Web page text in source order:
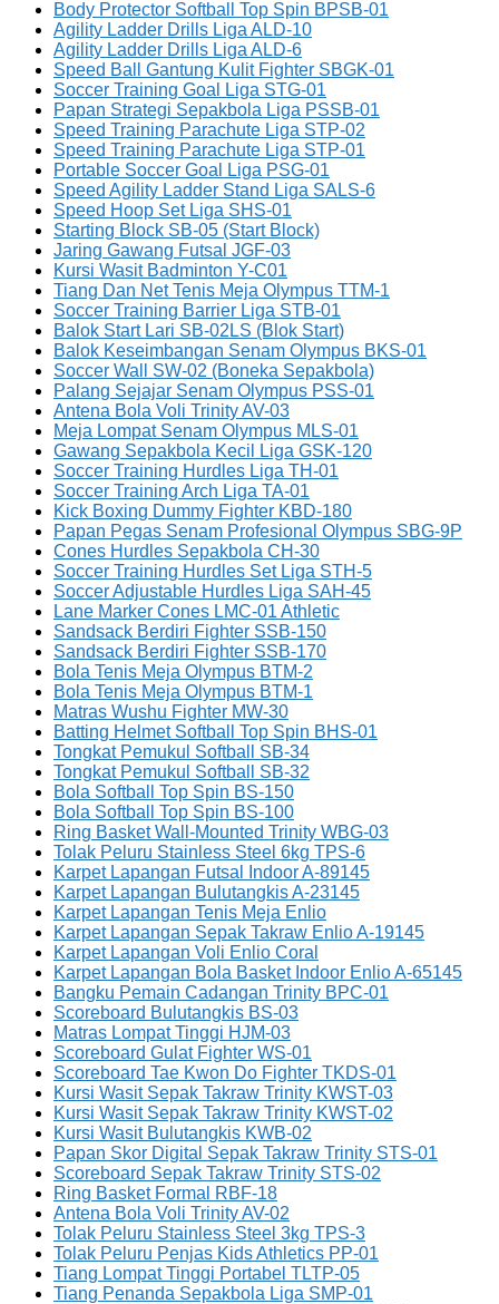
Body Protector Softball Top Spin BPSB-01
Agility Ladder Drills Liga ALD-10
Agility Ladder Drills Liga ALD-6
Speed Ball Gantung Kulit Fighter SBGK-01
Soccer Training Goal Liga STG-01
Papan Strategi Sepakbola Liga PSSB-01
Speed Training Parachute Liga STP-02
Speed Training Parachute Liga STP-01
Portable Soccer Goal Liga PSG-01
Speed Agility Ladder Stand Liga SALS-6
Speed Hoop Set Liga SHS-01
Starting Block SB-05 (Start Block)
Jaring Gawang Futsal JGF-03
Kursi Wasit Badminton Y-C01
Tiang Dan Net Tenis Meja Olympus TTM-1
Soccer Training Barrier Liga STB-01
Balok Start Lari SB-02LS (Blok Start)
Balok Keseimbangan Senam Olympus BKS-01
Soccer Wall SW-02 (Boneka Sepakbola)
Palang Sejajar Senam Olympus PSS-01
Antena Bola Voli Trinity AV-03
Meja Lompat Senam Olympus MLS-01
Gawang Sepakbola Kecil Liga GSK-120
Soccer Training Hurdles Liga TH-01
Soccer Training Arch Liga TA-01
Kick Boxing Dummy Fighter KBD-180
Papan Pegas Senam Profesional Olympus SBG-9P
Cones Hurdles Sepakbola CH-30
Soccer Training Hurdles Set Liga STH-5
Soccer Adjustable Hurdles Liga SAH-45
Lane Marker Cones LMC-01 Athletic
Sandsack Berdiri Fighter SSB-150
Sandsack Berdiri Fighter SSB-170
Bola Tenis Meja Olympus BTM-2
Bola Tenis Meja Olympus BTM-1
Matras Wushu Fighter MW-30
Batting Helmet Softball Top Spin BHS-01
Tongkat Pemukul Softball SB-34
Tongkat Pemukul Softball SB-32
Bola Softball Top Spin BS-150
Bola Softball Top Spin BS-100
Ring Basket Wall-Mounted Trinity WBG-03
Tolak Peluru Stainless Steel 6kg TPS-6
Karpet Lapangan Futsal Indoor A-89145
Karpet Lapangan Bulutangkis A-23145
Karpet Lapangan Tenis Meja Enlio
Karpet Lapangan Sepak Takraw Enlio A-19145
Karpet Lapangan Voli Enlio Coral
Karpet Lapangan Bola Basket Indoor Enlio A-65145
Bangku Pemain Cadangan Trinity BPC-01
Scoreboard Bulutangkis BS-03
Matras Lompat Tinggi HJM-03
Scoreboard Gulat Fighter WS-01
Scoreboard Tae Kwon Do Fighter TKDS-01
Kursi Wasit Sepak Takraw Trinity KWST-03
Kursi Wasit Sepak Takraw Trinity KWST-02
Kursi Wasit Bulutangkis KWB-02
Papan Skor Digital Sepak Takraw Trinity STS-01
Scoreboard Sepak Takraw Trinity STS-02
Ring Basket Formal RBF-18
Antena Bola Voli Trinity AV-02
Tolak Peluru Stainless Steel 3kg TPS-3
Tolak Peluru Penjas Kids Athletics PP-01
Tiang Lompat Tinggi Portabel TLTP-05
Tiang Penanda Sepakbola Liga SMP-01